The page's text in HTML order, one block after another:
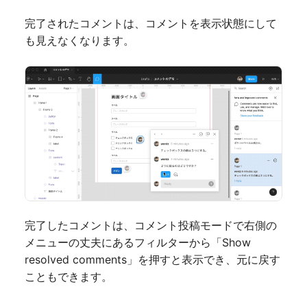
完了されたコメントは、コメントを表示状態にして
も見えなくなります。
完了したコメントは、コメント投稿モードで右側の
メニューの丈夫にあるフィルターから「Show
resolved comments」を押すと表示でき、元に戻す
こともできます。